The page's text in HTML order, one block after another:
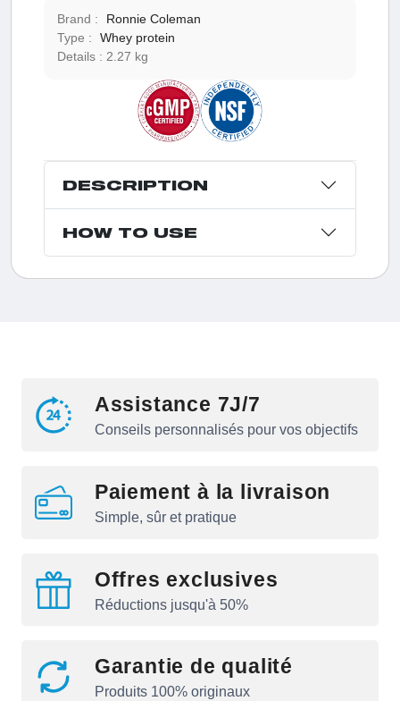
Brand :
Ronnie Coleman
Type :
Whey protein
Details :
2.27 kg
DESCRIPTION
HOW TO USE
Assistance 7J/7
Conseils personnalisés pour vos objectifs
Paiement à la livraison
Simple, sûr et pratique
Offres exclusives
Réductions jusqu'à 50%
Garantie de qualité
Produits 100% originaux